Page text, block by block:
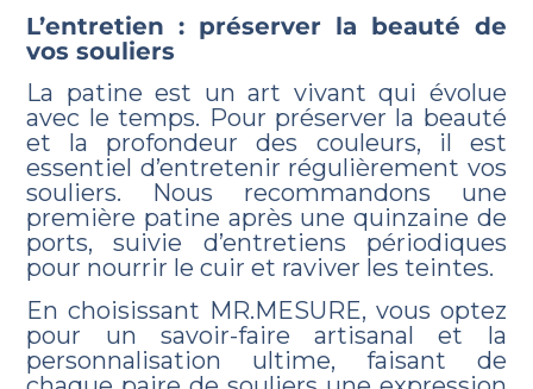
L’entretien : préserver la beauté de
vos souliers
La patine est un art vivant qui évolue
avec le temps. Pour préserver la beauté
et la profondeur des couleurs, il est
essentiel d’entretenir régulièrement vos
souliers. Nous recommandons une
première patine après une quinzaine de
ports, suivie d’entretiens périodiques
pour nourrir le cuir et raviver les teintes.
En choisissant MR.MESURE, vous optez
pour un savoir-faire artisanal et la
personnalisation ultime, faisant de